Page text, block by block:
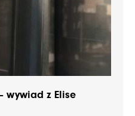
wywiad z Elise